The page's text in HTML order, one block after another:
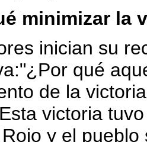
minimizar la
inician su
qué
de la
victoria
y el